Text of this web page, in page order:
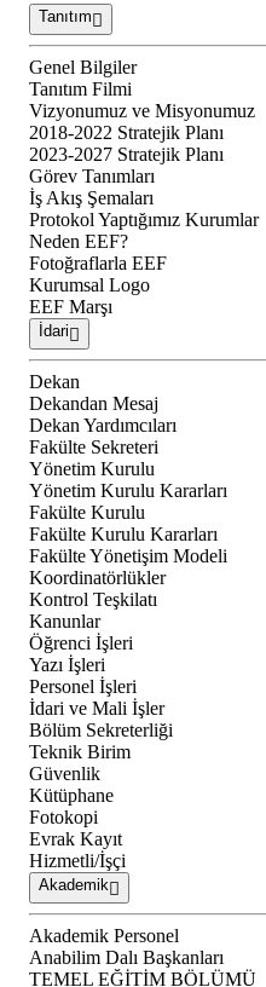
Tanıtım
Genel Bilgiler
Tanıtım Filmi
Vizyonumuz ve Misyonumuz
2018-2022 Stratejik Planı
2023-2027 Stratejik Planı
Görev Tanımları
İş Akış Şemaları
Protokol Yaptığımız Kurumlar
Neden EEF?
Fotoğraflarla EEF
Kurumsal Logo
EEF Marşı
İdari
Dekan
Dekandan Mesaj
Dekan Yardımcıları
Fakülte Sekreteri
Yönetim Kurulu
Yönetim Kurulu Kararları
Fakülte Kurulu
Fakülte Kurulu Kararları
Fakülte Yönetişim Modeli
Koordinatörlükler
Kontrol Teşkilatı
Kanunlar
Öğrenci İşleri
Yazı İşleri
Personel İşleri
İdari ve Mali İşler
Bölüm Sekreterliği
Teknik Birim
Güvenlik
Kütüphane
Fotokopi
Evrak Kayıt
Hizmetli/İşçi
Akademik
Akademik Personel
Anabilim Dalı Başkanları
TEMEL EĞİTİM BÖLÜMÜ